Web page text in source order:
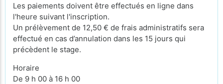
Les paiements doivent être effectués en ligne dans
l'heure suivant l'inscription.
Un prélèvement de 12,50 € de frais administratifs sera
effectué en cas d’annulation dans les 15 jours qui
précèdent le stage.
Horaire
De 9 h 00 à 16 h 00